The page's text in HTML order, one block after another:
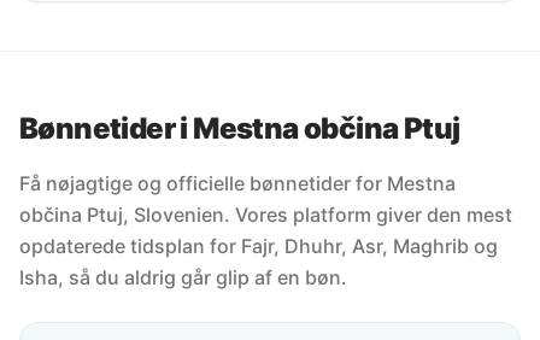
Bønnetider i Mestna občina Ptuj
Få nøjagtige og officielle bønnetider for Mestna
občina Ptuj, Slovenien. Vores platform giver den mest
opdaterede tidsplan for Fajr, Dhuhr, Asr, Maghrib og
Isha, så du aldrig går glip af en bøn.